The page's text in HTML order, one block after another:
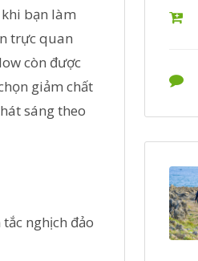
bạn làm
trực quan
còn được
giảm chất
sáng theo
nghịch đảo